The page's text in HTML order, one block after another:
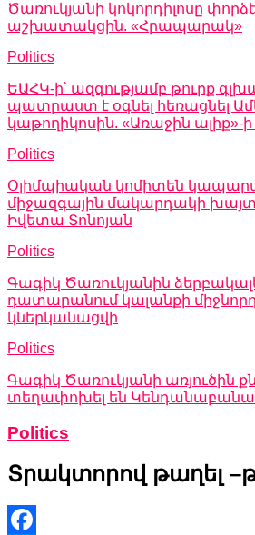
Ծառուկյանի կոկորդիլոսը
աշխատակցին. «Հրապարակ»
Politics
ԵԱՀԿ-ի՝ ազգությամբ թուրք
պատրաստ է օգնել հեռացնել
կաթողիկոսին. «Առաջին
Politics
Օլիմպիական կոմիտեն
միջազգային մակարդակի
Իվետա Տոնոյան
Politics
Գագիկ Ծառուկյանին
դատարանում կալանքի
կներկանացվի
Politics
Գագիկ Ծառուկյանի առյուծին
տեղափոխել են
Politics
Տրակտորով թաղել